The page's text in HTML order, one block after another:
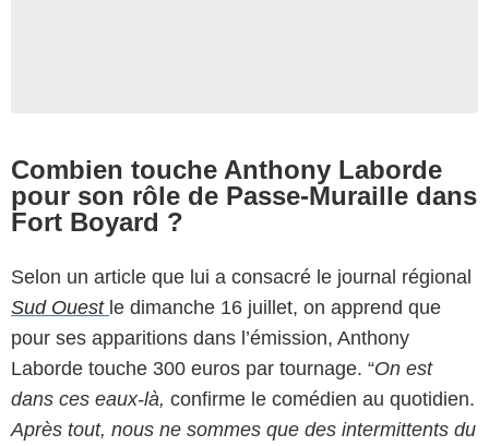
Combien touche Anthony Laborde
pour son rôle de Passe-Muraille dans
Fort Boyard ?
Selon un article que lui a consacré le journal régional
Sud Ouest le dimanche 16 juillet, on apprend que
pour ses apparitions dans l’émission, Anthony
Laborde touche 300 euros par tournage. “On est
dans ces eaux-là, confirme le comédien au quotidien.
Après tout, nous ne sommes que des intermittents du